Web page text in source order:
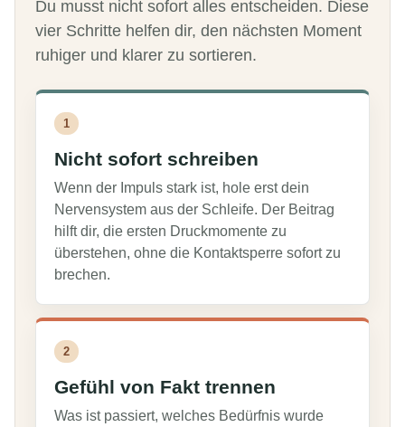
Du musst nicht sofort alles entscheiden. Diese
vier Schritte helfen dir, den nächsten Moment
ruhiger und klarer zu sortieren.
1
Nicht sofort schreiben
Wenn der Impuls stark ist, hole erst dein
Nervensystem aus der Schleife. Der Beitrag
hilft dir, die ersten Druckmomente zu
überstehen, ohne die Kontaktsperre sofort zu
brechen.
2
Gefühl von Fakt trennen
Was ist passiert, welches Bedürfnis wurde